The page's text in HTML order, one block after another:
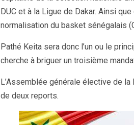
DUC et à la Ligue de Dakar. Ainsi
normalisation du basket sénégalais
Pathé Keita sera donc l’un ou le
cherche à briguer un troisième
L’Assemblée générale élective de
de deux reports.